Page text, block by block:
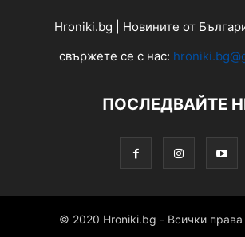
Hroniki.bg | Новините от
свържете се с нас:
ПОСЛЕДВАЙТЕ
© 2020 Hroniki.bg - Всички права